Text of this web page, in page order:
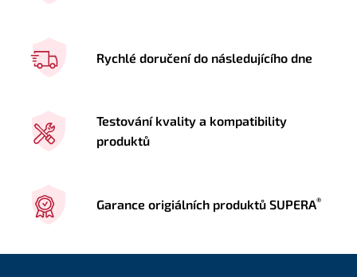
Rychlé doručení do následujícího dne
Testování kvality a kompatibility
produktů
Garance origiálních produktů SUPERA®